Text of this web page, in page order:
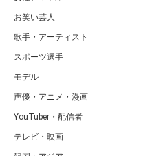
お笑い芸人
歌手・アーティスト
スポーツ選手
モデル
声優・アニメ・漫画
YouTuber・配信者
テレビ・映画